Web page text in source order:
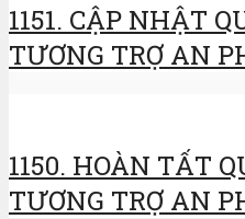
1151. CẬP NHẬT
TƯƠNG TRỢ AN
1150. HOÀN TẤT
TƯƠNG TRỢ AN